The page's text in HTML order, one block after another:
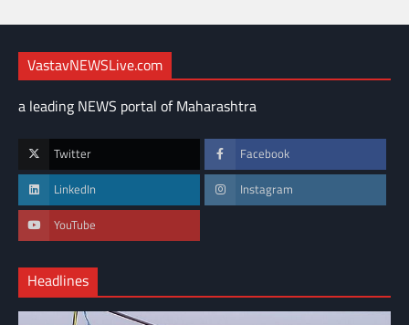
VastavNEWSLive.com
a leading NEWS portal of Maharashtra
Twitter Facebook
LinkedIn Instagram
YouTube
Headlines